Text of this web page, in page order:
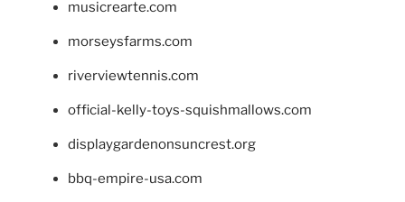
musicrearte.com
morseysfarms.com
riverviewtennis.com
official-kelly-toys-squishmallows.com
displaygardenonsuncrest.org
bbq-empire-usa.com